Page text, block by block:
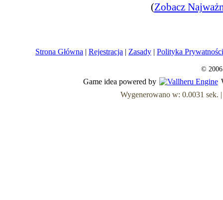
(Zobacz
Strona Główna | Rejestracja | Zasady | Polityka Prywatności
©
Game idea powered by
Wygenerowano w: 0.0031 sek.